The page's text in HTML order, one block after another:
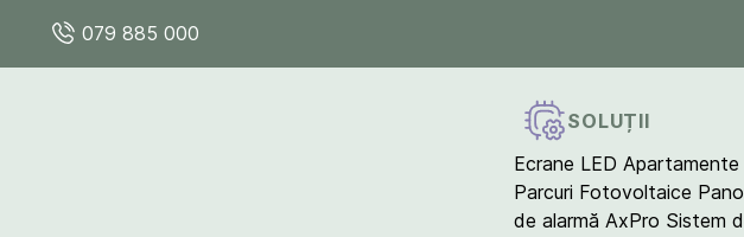
079 885 000
SOLUȚII
Ecrane LED Apartamente
Parcuri Fotovoltaice
de alarmă AxPro Sistem